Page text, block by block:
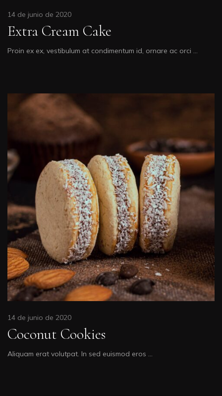
14 de junio de 2020
Extra Cream Cake
Proin ex ex, vestibulum at condimentum id, ornare ac orci …
14 de junio de 2020
Coconut Cookies
Aliquam erat volutpat. In sed euismod eros …